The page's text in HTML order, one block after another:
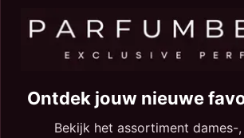
Ontdek jouw nieuwe
Bekijk het assortiment dames-